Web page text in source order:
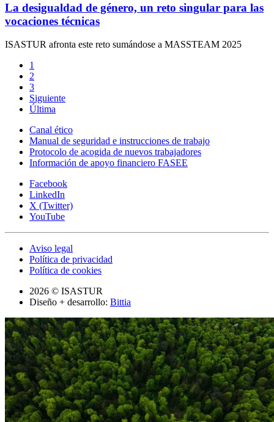
La desigualdad de género, un reto singular para las
vocaciones técnicas
ISASTUR afronta este reto sumándose a MASSTEAM 2025
1
2
3
Siguiente
Última
Canal ético
Manual de seguridad e instrucciones de trabajo
Protocolo de acogida de nuevos trabajadores
Información de apoyo financiero FASEE
Facebook
LinkedIn
X (Twitter)
YouTube
Aviso legal
Política de privacidad
Política de cookies
2026 © ISASTUR
Diseño + desarrollo: Bittia